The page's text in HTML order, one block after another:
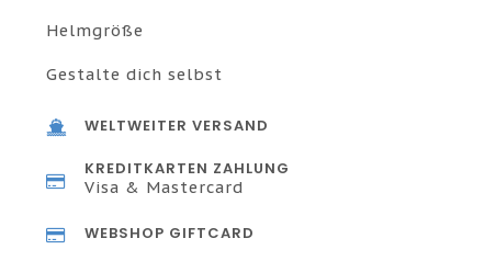
Helmgröße
Gestalte dich selbst
WELTWEITER VERSAND
KREDITKARTEN ZAHLUNG
Visa & Mastercard
WEBSHOP GIFTCARD